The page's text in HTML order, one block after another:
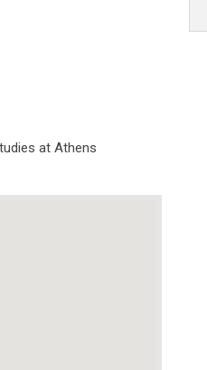
at Athens